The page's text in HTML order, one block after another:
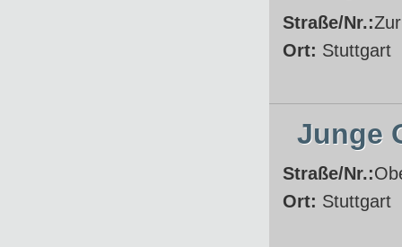
Straße/Nr.:
Ort: Stuttgart
Junge
Straße/Nr.:
Ort: Stuttgart